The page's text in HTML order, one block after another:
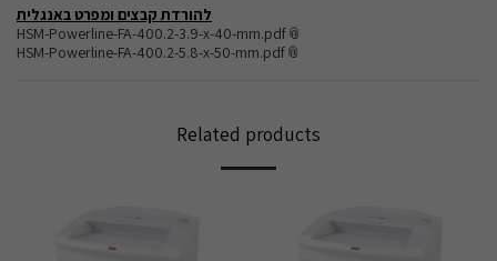
להורדת קבצים ומפרט באנגלית
HSM-Powerline-FA-400.2-3.9-x-40-mm.pdf
HSM-Powerline-FA-400.2-5.8-x-50-mm.pdf
Related products